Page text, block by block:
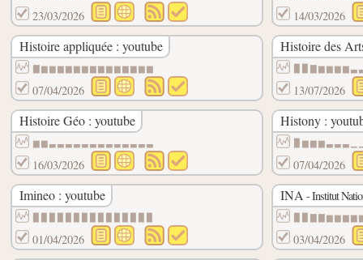
23/03/2026 14/03/2026
Histoire appliquée : youtube
▇▆▆▆▆▆▆▆▆▆▆▆▆▆▆
07/04/2026
Histoire des
13/07/2026
Histoire Géo : youtube
▆▆▃▃▃▃▃▃▃▃▃▃▃▃▃
16/03/2026
Histony :
07/04/2026
Imineo : youtube
01/04/2026
INA - Institut
03/04/2026